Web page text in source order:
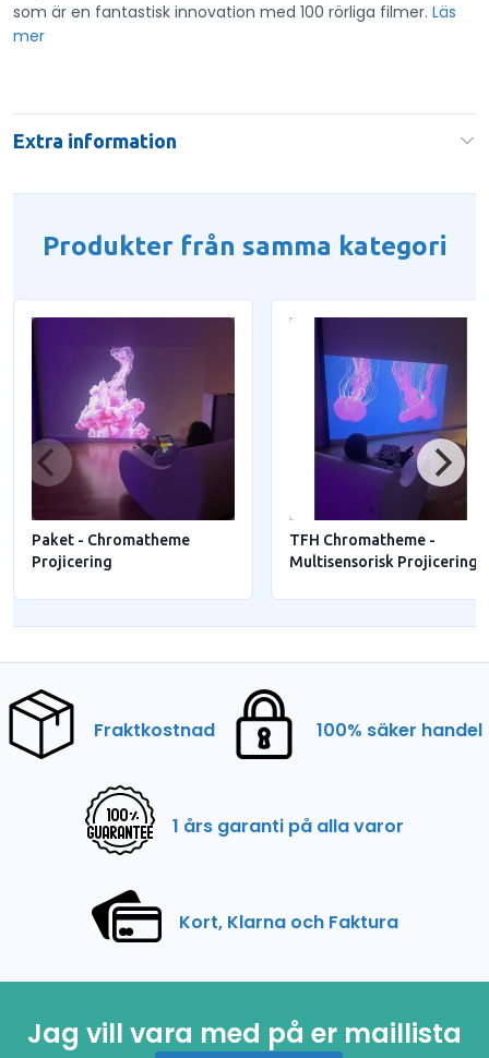
som är en fantastisk innovation med 100 rörliga filmer. Läs
mer
Extra information
Produkter från samma kategori
Paket - Chromatheme
Projicering
TFH Chromatheme -
Multisensorisk Projicering
Fraktkostnad 100% säker handel
1 års garanti på alla varor
Kort, Klarna och Faktura
Jag vill vara med på er maillista